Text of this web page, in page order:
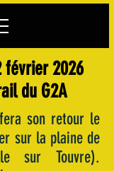
février 2026
du G2A
son retour le
sur la plaine de
sur Touvre).